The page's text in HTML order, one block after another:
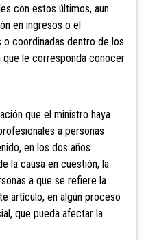
con estos últimos, aun
en ingresos o el
coordinadas dentro de los
que le corresponda conocer
que el ministro haya
a personas
en los dos años
la causa en cuestión, la
a que se refiere la
artículo, en algún proceso
que pueda afectar la